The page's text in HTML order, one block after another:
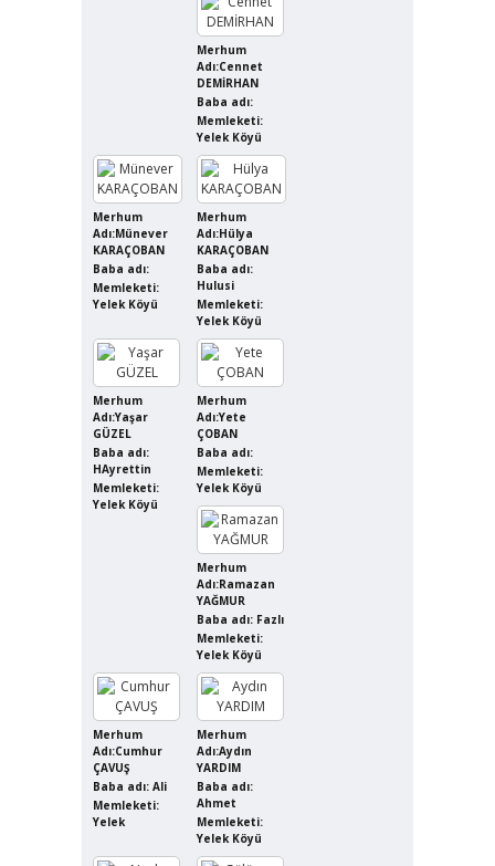
Merhum
Adı:Cennet
DEMİRHAN
Baba adı:
Memleketi:
Yelek Köyü
Merhum
Adı:Münever
KARAÇOBAN
Baba adı:
Memleketi:
Yelek Köyü
Merhum
Adı:Hülya
KARAÇOBAN
Baba adı:
Hulusi
Memleketi:
Yelek Köyü
Merhum
Adı:Yaşar
GÜZEL
Baba adı:
HAyrettin
Memleketi:
Yelek Köyü
Merhum
Adı:Yete
ÇOBAN
Baba adı:
Memleketi:
Yelek Köyü
Merhum
Adı:Ramazan
YAĞMUR
Baba adı: Fazlı
Memleketi:
Yelek Köyü
Merhum
Adı:Cumhur
ÇAVUŞ
Baba adı: Ali
Memleketi:
Yelek
Merhum
Adı:Aydın
YARDIM
Baba adı:
Ahmet
Memleketi:
Yelek Köyü